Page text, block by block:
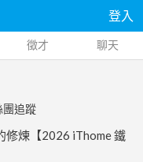
登入
徵才 聊天
團追蹤
修煉【2026 iThome 鐵